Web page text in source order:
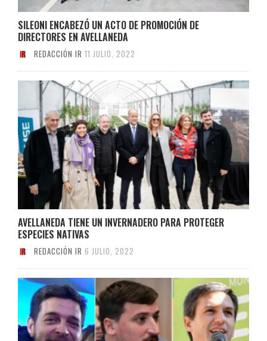
SILEONI ENCABEZÓ UN ACTO DE PROMOCIÓN DE
DIRECTORES EN AVELLANEDA
REDACCIÓN IR 11 JULIO, 2022
AVELLANEDA TIENE UN INVERNADERO PARA PROTEGER
ESPECIES NATIVAS
REDACCIÓN IR 6 JULIO, 2022